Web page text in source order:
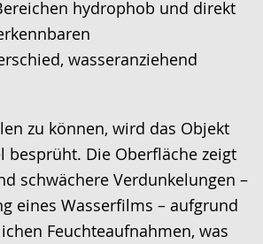
hydrophob und direkt
wasseranziehend
zu können, wird das Objekt
besprüht. Die Oberfläche zeigt
schwächere Verdunkelungen –
eines Wasserfilms – aufgrund
Feuchteaufnahmen, was